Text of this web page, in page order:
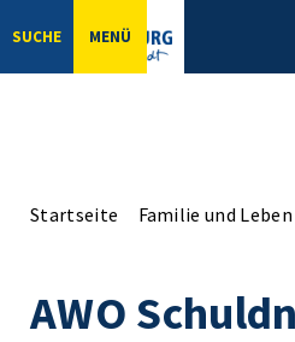
SUCHE MENÜ
Startseite Familie und Leben
AWO